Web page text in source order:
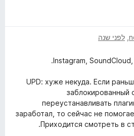
לפני שנה
Instagram,
UPD: хуже некуда. Если
заблокированный
переустанавливать
заработал, то сейчас не
Приходится смотреть в